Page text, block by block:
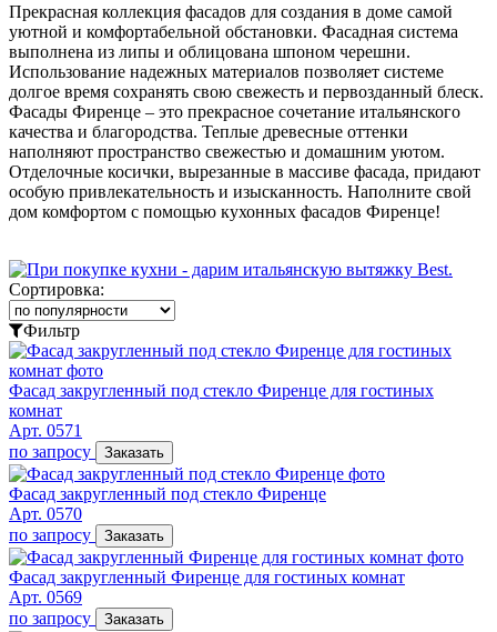
Прекрасная коллекция фасадов для создания в доме самой
уютной и комфортабельной обстановки. Фасадная система
выполнена из липы и облицована шпоном черешни.
Использование надежных материалов позволяет системе
долгое время сохранять свою свежесть и первозданный блеск.
Фасады Фиренце – это прекрасное сочетание итальянского
качества и благородства. Теплые древесные оттенки
наполняют пространство свежестью и домашним уютом.
Отделочные косички, вырезанные в массиве фасада, придают
особую привлекательность и изысканность. Наполните свой
дом комфортом с помощью кухонных фасадов Фиренце!
Сортировка:
Фильтр
Фасад закругленный под стекло Фиренце для гостиных
комнат
Арт. 0571
по запросу
Заказать
Фасад закругленный под стекло Фиренце
Арт. 0570
по запросу
Заказать
Фасад закругленный Фиренце для гостиных комнат
Арт. 0569
по запросу
Заказать